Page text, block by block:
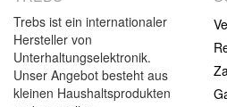
Trebs ist ein internationaler
Hersteller von
Unterhaltungselektronik.
Unser Angebot besteht aus
kleinen Haushaltsprodukten